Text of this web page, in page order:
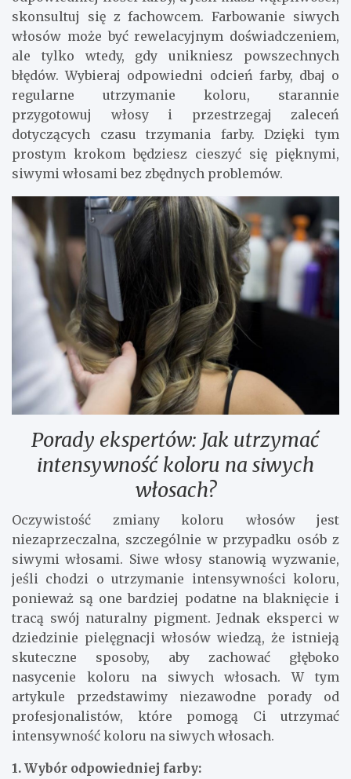
skonsultuj się z fachowcem. Farbowanie siwych
włosów może być rewelacyjnym doświadczeniem,
ale tylko wtedy, gdy unikniesz powszechnych
błędów. Wybieraj odpowiedni odcień farby, dbaj o
regularne utrzymanie koloru, starannie
przygotowuj włosy i przestrzegaj zaleceń
dotyczących czasu trzymania farby. Dzięki tym
prostym krokom będziesz cieszyć się pięknymi,
siwymi włosami bez zbędnych problemów.
Porady ekspertów: Jak utrzymać
intensywność koloru na siwych
włosach?
Oczywistość zmiany koloru włosów jest
niezaprzeczalna, szczególnie w przypadku osób z
siwymi włosami. Siwe włosy stanowią wyzwanie,
jeśli chodzi o utrzymanie intensywności koloru,
ponieważ są one bardziej podatne na blaknięcie i
tracą swój naturalny pigment. Jednak eksperci w
dziedzinie pielęgnacji włosów wiedzą, że istnieją
skuteczne sposoby, aby zachować głęboko
nasycenie koloru na siwych włosach. W tym
artykule przedstawimy niezawodne porady od
profesjonalistów, które pomogą Ci utrzymać
intensywność koloru na siwych włosach.
1. Wybór odpowiedniej farby: